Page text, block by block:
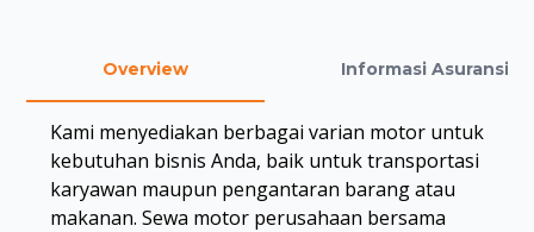
Overview Informasi Asuransi
Kami menyediakan berbagai varian motor untuk
kebutuhan bisnis Anda, baik untuk transportasi
karyawan maupun pengantaran barang atau
makanan. Sewa motor perusahaan bersama